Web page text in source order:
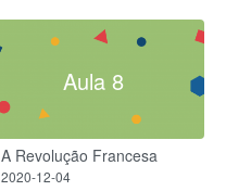
Aula 8
A Revolução Francesa
2020-12-04